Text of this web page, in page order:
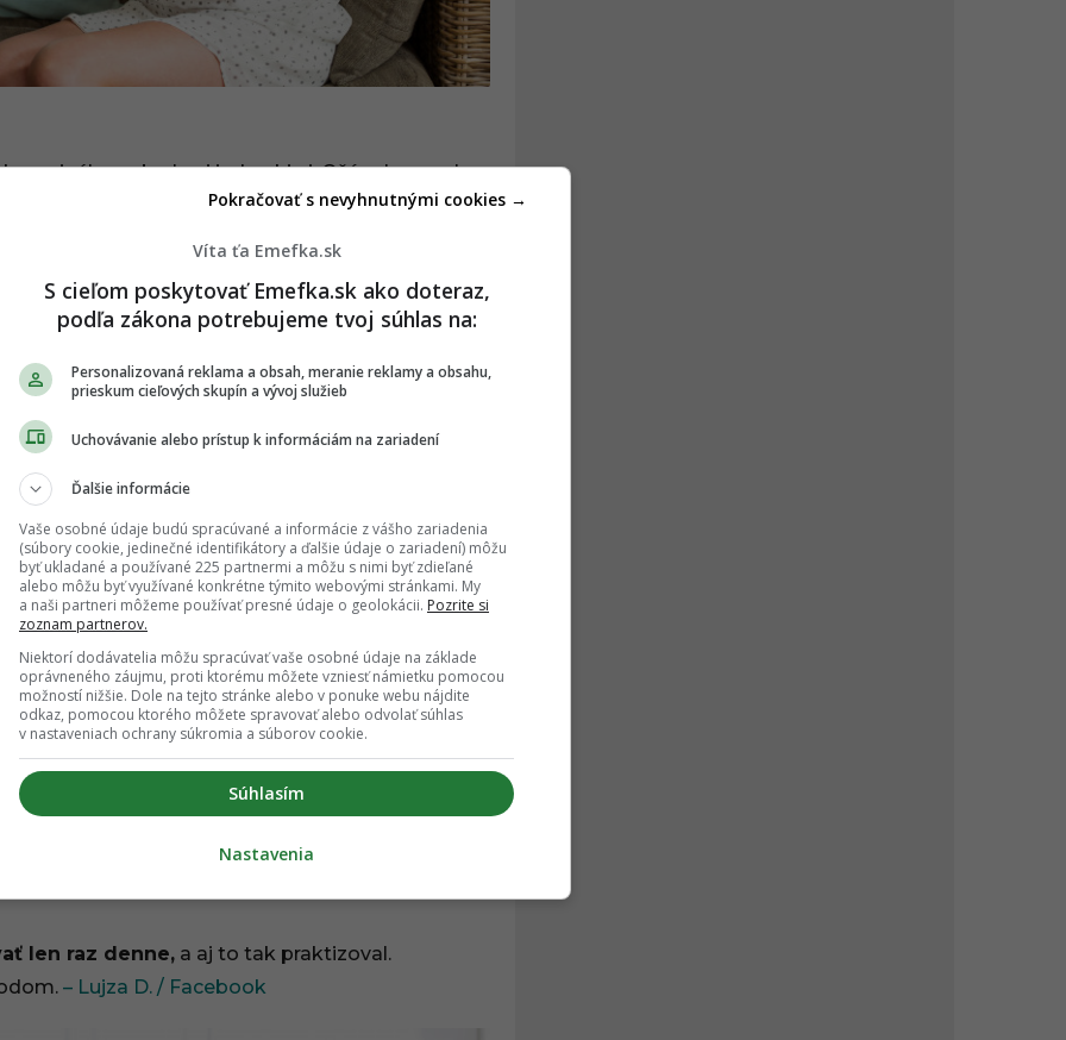
iného zobrala aj jedno kiwi. Ošúpala som ho
on ho zožral celé! Komplet na jeden hlt!Dodnes
K. / Facebook
nemali. Vynadala mi, žečo neviem vydržať
mám vodu prestaviť na studenú. Vraj ja si ruky
popáli.
žili.– Adriána K. / Facebook
do sprchy“.
PREČÍTAŤ:
vo VIP zóne naberá na obrátkach: Do
vstúpil aj multiotecko Boris
ale stalo sa. Som trošku fajnová a
boli na zábave,
Tak som sa naštvala, že som odišla preč.
len raz denne, a aj to tak praktizoval.
– Lujza D. / Facebook
Víta ťa Emefka.sk
S cieľom poskytovať Emefka.sk ako doteraz,
podľa zákona potrebujeme tvoj súhlas na:
Personalizovaná reklama a obsah, meranie reklamy a obsahu,
prieskum cieľových skupín a vývoj služieb
Uchovávanie alebo prístup k informáciám na zariadení
Ďalšie informácie
Vaše osobné údaje budú spracúvané a informácie z vášho zariadenia
(súbory cookie, jedinečné identifikátory a ďalšie údaje o zariadení) môžu
byť ukladané a používané 225 partnermi a môžu s nimi byť zdieľané
alebo môžu byť využívané konkrétne týmito webovými stránkami. My
a naši partneri môžeme používať presné údaje o geolokácii. Pozrite si
zoznam partnerov.
Niektorí dodávatelia môžu spracúvať vaše osobné údaje na základe
oprávneného záujmu, proti ktorému môžete vzniesť námietku pomocou
možností nižšie. Dole na tejto stránke alebo v ponuke webu nájdite
odkaz, pomocou ktorého môžete spravovať alebo odvolať súhlas
v nastaveniach ochrany súkromia a súborov cookie.
Súhlasím
Pokračovať s nevyhnutnými cookies →
Nastavenia